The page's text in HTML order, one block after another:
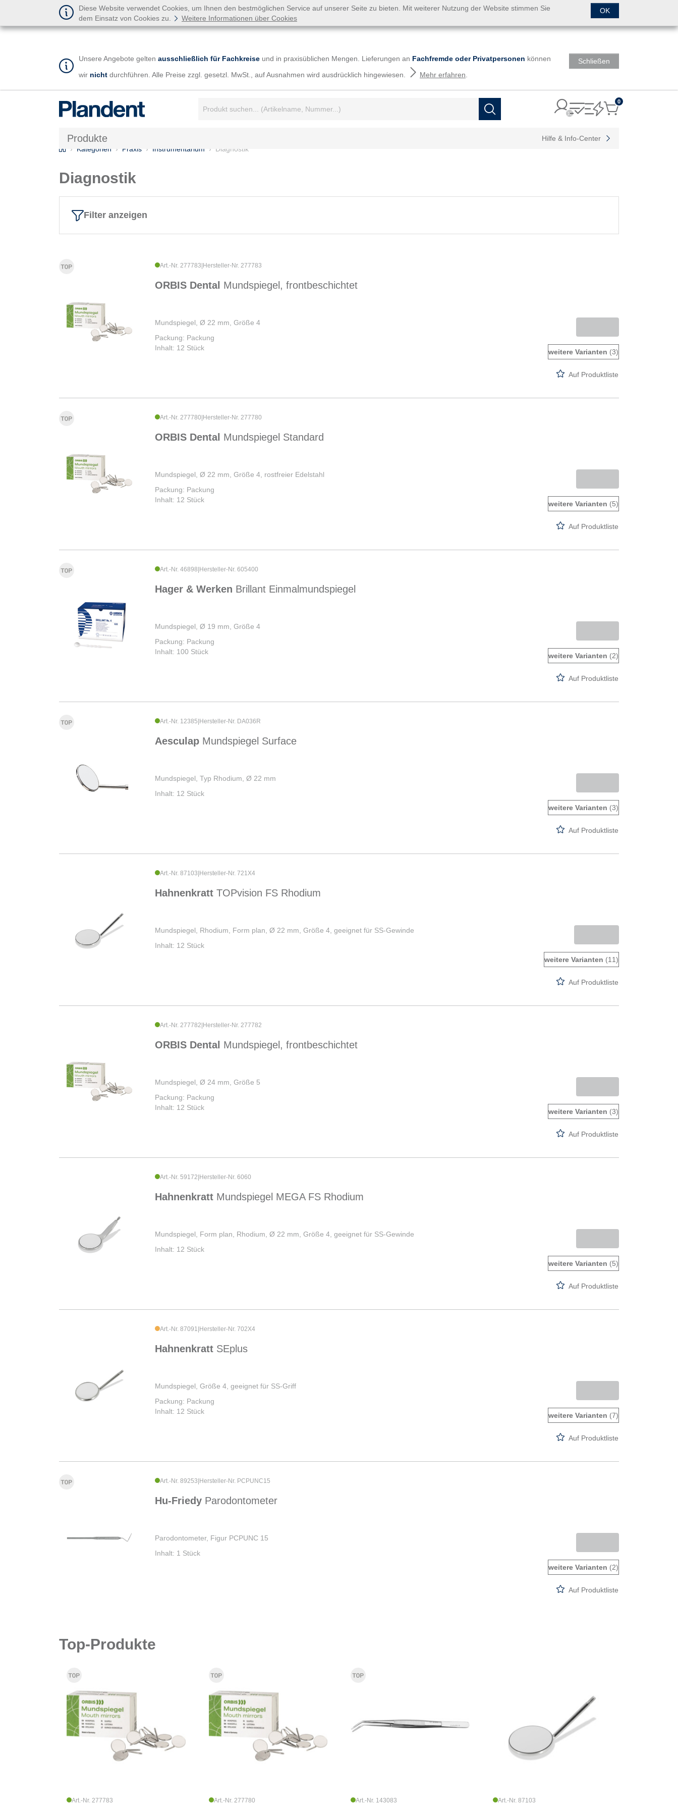
Diese Website verwendet Cookies, um Ihnen den bestmöglichen Service auf unserer Seite zu bieten. Mit weiterer Nutzung der Website stimmen Sie
dem Einsatz von Cookies zu.
Weitere Informationen über Cookies
OK
Unsere Angebote gelten ausschließlich für Fachkreise und in praxisüblichen Mengen. Lieferungen an Fachfremde oder Privatpersonen können
wir nicht durchführen. Alle Preise zzgl. gesetzl. MwSt., auf Ausnahmen wird ausdrücklich hingewiesen. Mehr erfahren
Schließen
Suchen
0Items
Produkte
Hilfe & Info-Center
HomeKategorien Praxis Instrumentarium Diagnostik
Diagnostik
Filter anzeigen
Art.-Nr. 277783 Hersteller-Nr. 277783
ORBIS Dental Mundspiegel, frontbeschichtet
Mundspiegel, Ø 22 mm, Größe 4
Packung: Packung
Inhalt: 12 Stück
weitere Varianten (3)
Auf Produktliste
Art.-Nr. 277780 Hersteller-Nr. 277780
ORBIS Dental Mundspiegel Standard
Mundspiegel, Ø 22 mm, Größe 4, rostfreier Edelstahl
Packung: Packung
Inhalt: 12 Stück
weitere Varianten (5)
Auf Produktliste
Art.-Nr. 46898 Hersteller-Nr. 605400
Hager & Werken Brillant Einmalmundspiegel
Mundspiegel, Ø 19 mm, Größe 4
Packung: Packung
Inhalt: 100 Stück
weitere Varianten (2)
Auf Produktliste
Art.-Nr. 12385 Hersteller-Nr. DA036R
Aesculap Mundspiegel Surface
Mundspiegel, Typ Rhodium, Ø 22 mm
Inhalt: 12 Stück
weitere Varianten (3)
Auf Produktliste
Art.-Nr. 87103 Hersteller-Nr. 721X4
Hahnenkratt TOPvision FS Rhodium
Mundspiegel, Rhodium, Form plan, Ø 22 mm, Größe 4, geeignet für SS-Gewinde
Inhalt: 12 Stück
weitere Varianten (11)
Auf Produktliste
Art.-Nr. 277782 Hersteller-Nr. 277782
ORBIS Dental Mundspiegel, frontbeschichtet
Mundspiegel, Ø 24 mm, Größe 5
Packung: Packung
Inhalt: 12 Stück
weitere Varianten (3)
Auf Produktliste
Art.-Nr. 59172 Hersteller-Nr. 6060
Hahnenkratt Mundspiegel MEGA FS Rhodium
Mundspiegel, Form plan, Rhodium, Ø 22 mm, Größe 4, geeignet für SS-Gewinde
Inhalt: 12 Stück
weitere Varianten (5)
Auf Produktliste
Art.-Nr. 87091 Hersteller-Nr. 702X4
Hahnenkratt SEplus
Mundspiegel, Größe 4, geeignet für SS-Griff
Packung: Packung
Inhalt: 12 Stück
weitere Varianten (7)
Auf Produktliste
Art.-Nr. 89253 Hersteller-Nr. PCPUNC15
Hu-Friedy Parodontometer
Parodontometer, Figur PCPUNC 15
Inhalt: 1 Stück
weitere Varianten (2)
Auf Produktliste
Top-Produkte
Art.-Nr. 277783 Art.-Nr. 277780 Art.-Nr. 143083 Art.-Nr. 87103